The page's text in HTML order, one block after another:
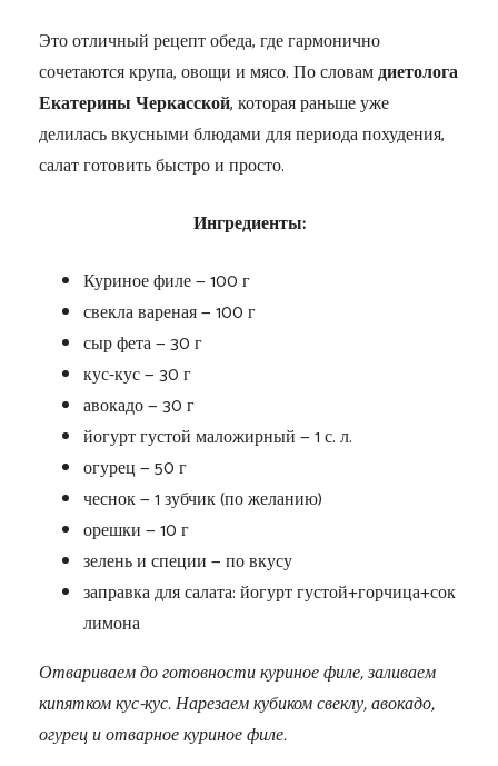
Это отличный рецепт обеда, где гармонично
сочетаются крупа, овощи и мясо. По словамдиетолога
Екатерины Черкасской, которая раньше уже
делилась вкусными блюдами для периода похудения,
салат готовить быстро и просто.
Ингредиенты:
Куриное филе — 100 г
свекла вареная — 100 г
сыр фета — 30 г
кус-кус — 30 г
авокадо — 30 г
йогурт густой маложирный — 1 с. л.
огурец — 50 г
чеснок — 1 зубчик (по желанию)
орешки — 10 г
зелень и специи — по вкусу
заправка для салата: йогурт густой+горчица+сок
лимона
Отвариваем до готовности куриное филе, заливаем
кипятком кус-кус. Нарезаем кубиком свеклу, авокадо,
огурец и отварное куриное филе.